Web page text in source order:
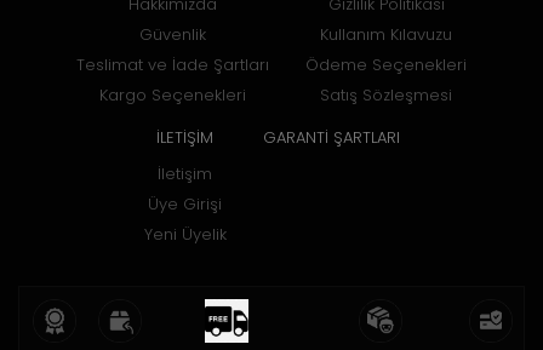
Hakkımızda
Güvenlik
Teslimat ve İade Şartları
Kargo Seçenekleri
Gizlilik Politikası
Kullanım Kılavuzu
Ödeme Seçenekleri
Satış Sözleşmesi
İLETİŞİM
İletişim
Üye Girişi
Yeni Üyelik
GARANTİ ŞARTLARI